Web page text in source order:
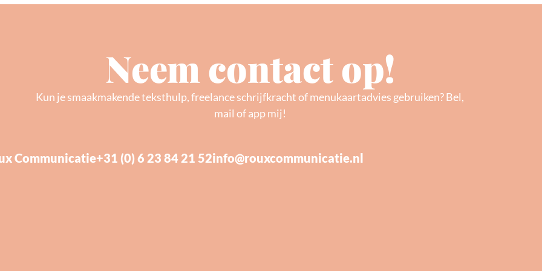
Neem contact op!
Kun je smaakmakende teksthulp, freelance schrijfkracht of menukaartadvies gebruiken? Bel,
mail of app mij!
Communicatie+31 (0) 6 23 84 21 52info@rouxcommunicatie.nl